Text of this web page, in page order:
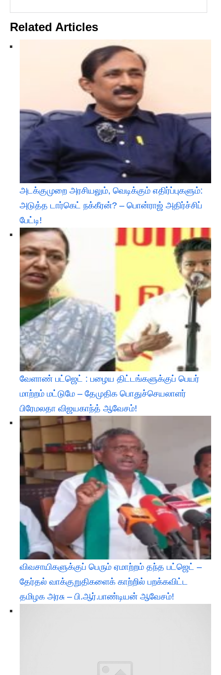
Related Articles
அடக்குமுறை அரசியலும், வெடிக்கும் எதிர்ப்புகளும்:
அடுத்த டார்கெட் நக்கீரன்? – பொன்ராஜ் அதிர்ச்சிப்
பேட்டி! ​
வேளாண் பட்ஜெட் : பழைய திட்டங்களுக்குப் பெயர்
மாற்றம் மட்டுமே – தேமுதிக பொதுச்செயலாளர்
பிரேமலதா விஜயகாந்த் ஆவேசம்!
விவசாயிகளுக்குப் பெரும் ஏமாற்றம் தந்த பட்ஜெட் –
தேர்தல் வாக்குறுதிகளைக் காற்றில் பறக்கவிட்ட
தமிழக அரசு – பி.ஆர்.பாண்டியன் ஆவேசம்!